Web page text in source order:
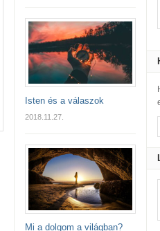
Isten és a válaszok
2018.11.27.
Mi a dolgom a világban?